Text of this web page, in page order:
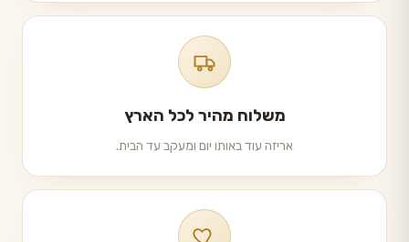
משלוח מהיר לכל הארץ
אריזה עוד באותו יום ומעקב עד הבית.